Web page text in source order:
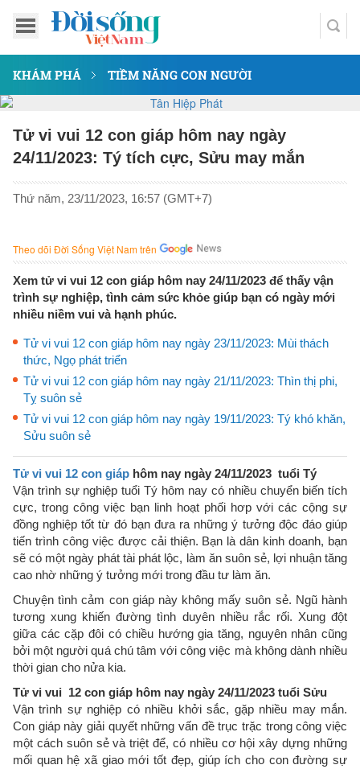
KHÁM PHÁ TIỀM NĂNG CON NGƯỜI
Tử vi vui 12 con giáp hôm nay ngày
24/11/2023: Tý tích cực, Sửu may mắn
Thứ năm, 23/11/2023, 16:57 (GMT+7)
Theo dõi Đời Sống Việt Nam trên
Xem tử vi vui 12 con giáp hôm nay 24/11/2023 để thấy vận
trình sự nghiệp, tình cảm sức khỏe giúp bạn có ngày mới
nhiều niềm vui và hạnh phúc.
Tử vi vui 12 con giáp hôm nay ngày 23/11/2023: Mùi thách
thức, Ngọ phát triển
Tử vi vui 12 con giáp hôm nay ngày 21/11/2023: Thìn thị phi,
Tỵ suôn sẻ
Tử vi vui 12 con giáp hôm nay ngày 19/11/2023: Tý khó khăn,
Sửu suôn sẻ
Tử vi vui 12 con giáp hôm nay ngày 24/11/2023 tuổi Tý
Vận trình sự nghiệp tuổi Tý hôm nay có nhiều chuyển biến tích
cực, trong công việc bạn linh hoạt phối hơp với các cộng sự
đồng nghiệp tốt từ đó bạn đưa ra những ý tưởng độc đáo giúp
tiến trình công việc được cải thiện. Bạn là dân kinh doanh, bạn
sẽ có một ngày phát tài phát lộc, làm ăn suôn sẻ, lợi nhuận tăng
cao nhờ những ý tưởng mới trong đầu tư làm ăn.
Chuyện tình cảm con giáp này không mấy suôn sẻ. Ngũ hành
tương xung khiến đường tình duyên nhiều rắc rối. Xung đột
giữa các cặp đôi có chiều hướng gia tăng, nguyên nhân cũng
bởi một người quá chú tâm với công việc mà không dành nhiều
thời gian cho nửa kia.
Tử vi vui 12 con giáp hôm nay ngày 24/11/2023 tuổi Sửu
Vận trình sự nghiệp có nhiều khởi sắc, gặp nhiều may mắn.
Con giáp này giải quyết những vấn đề trục trặc trong công việc
một cách suôn sẻ và triệt để, có nhiều cơ hội xây dựng những
mối quan hệ xã giao mới tốt đẹp, giúp ích cho con đường sự